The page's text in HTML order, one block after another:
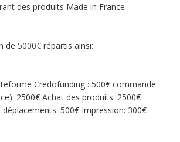
des produits Made in France
de 5000€ répartis ainsi:
Credofunding : 500€ commande
2500€ Achat des produits: 2500€
500€ Impression: 300€